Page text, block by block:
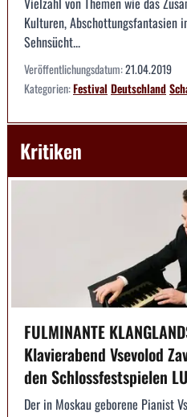
Kulturen, Abschottungsfantasien
Sehnsücht...
Veröffentlichungsdatum:21.04.2019
Kategorien:Festival Deutschland
Kritiken
FULMINANTE
Klavierabend Vsevolod
den Schlossfestspielen
Der in Moskau geborene Pianist